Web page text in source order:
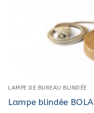
LAMPE DE BUREAU BLINDÉE
Lampe blindée BOLA